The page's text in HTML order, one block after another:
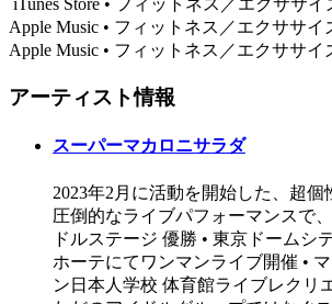
iTunes Store • フィットネス／エクササ
Apple Music • フィットネス／エクササイ
Apple Music • フィットネス／エクササイ
アーティスト情報
スーパーマカロニサラダ
2023年2月に活動を開始した、超
圧倒的なライブパフォーマンスで
ドルステージ 優勝 • 東京ドーム
ホーテにてワンマンライブ開催 •
ン日本人学校 体育館ライブレク